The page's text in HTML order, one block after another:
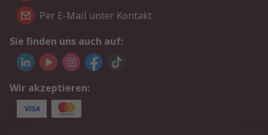
Per E-Mail unter Kontakt
Sie finden uns auch auf:
Wir akzeptieren: